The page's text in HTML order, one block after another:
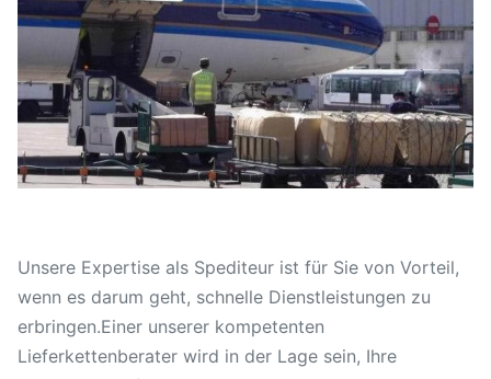
Unsere Expertise als Spediteur ist für Sie von Vorteil,
wenn es darum geht, schnelle Dienstleistungen zu
erbringen.Einer unserer kompetenten
Lieferkettenberater wird in der Lage sein, Ihre